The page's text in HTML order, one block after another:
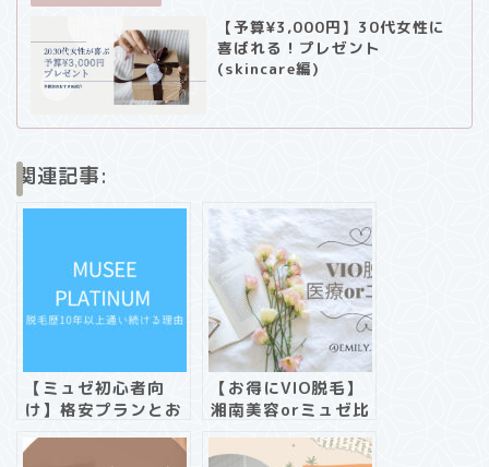
【予算¥3,000円】30代女性に
喜ばれる！プレゼント
(skincare編)
関連記事:
【ミュゼ初心者向
け】格安プランとお
得の裏側！《勧誘・
効果？》
【お得にVIO脱毛】
湘南美容orミュゼ比
較《プラン・金額・
回数》